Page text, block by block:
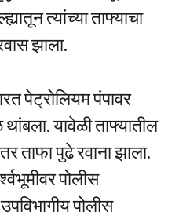
त्यांच्या ताफ्याचा
झाला.
पेट्रोलियम पंपावर
यावेळी ताफ्यातील
ताफा पुढे रवाना झाला.
पोलीस
पोलीस